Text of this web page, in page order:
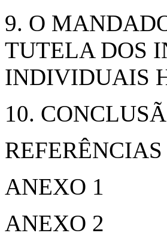
9. O
TUTELA DOS
INDIVIDUAIS
10.
ANEXO 1
ANEXO 2